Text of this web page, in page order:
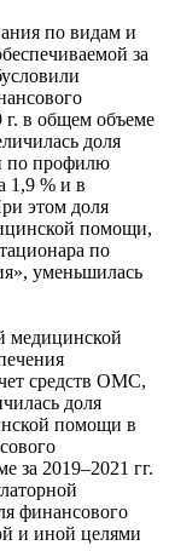
по видам и
за
г. в общем объеме
доля
по профилю
1,9 % и в
этом доля
помощи,
по
уменьшилась
медицинской
средств ОМС,
доля
помощи в
за 2019–2021 гг.
финансового
и иной целями